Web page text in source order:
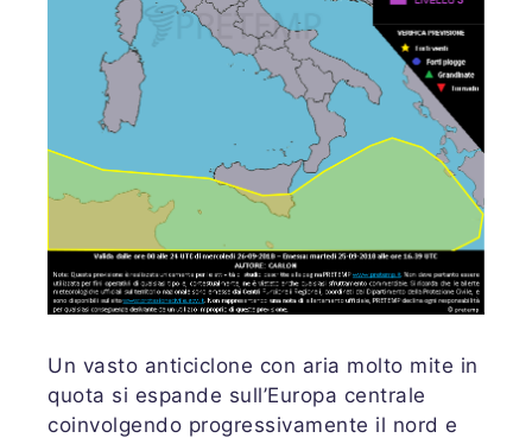
Un vasto anticiclone con aria molto mite in
quota si espande sull’Europa centrale
coinvolgendo progressivamente il nord e